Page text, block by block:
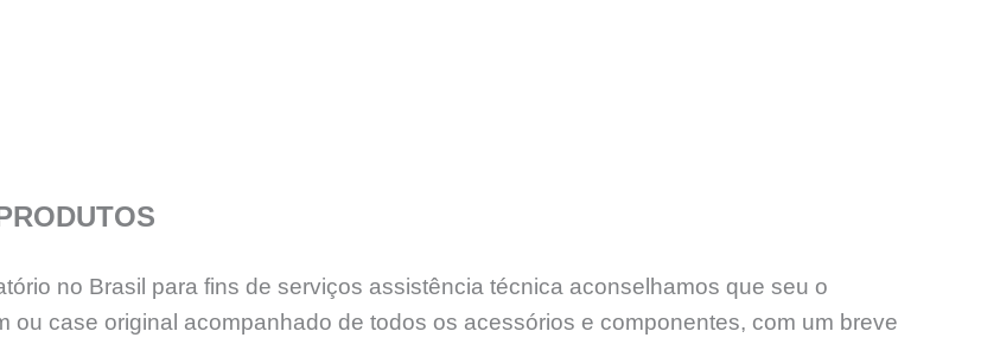
no Brasil para fins de serviços assistência técnica aconselhamos que seu o
case original acompanhado de todos os acessórios e componentes, com um breve